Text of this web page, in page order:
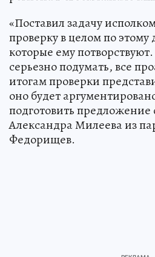
«Поставил задачу
проверку в целом по этому
которые ему
серьезно подумать, все
итогам проверки
оно будет
подготовить
Александра Милеева из
Федорищев.